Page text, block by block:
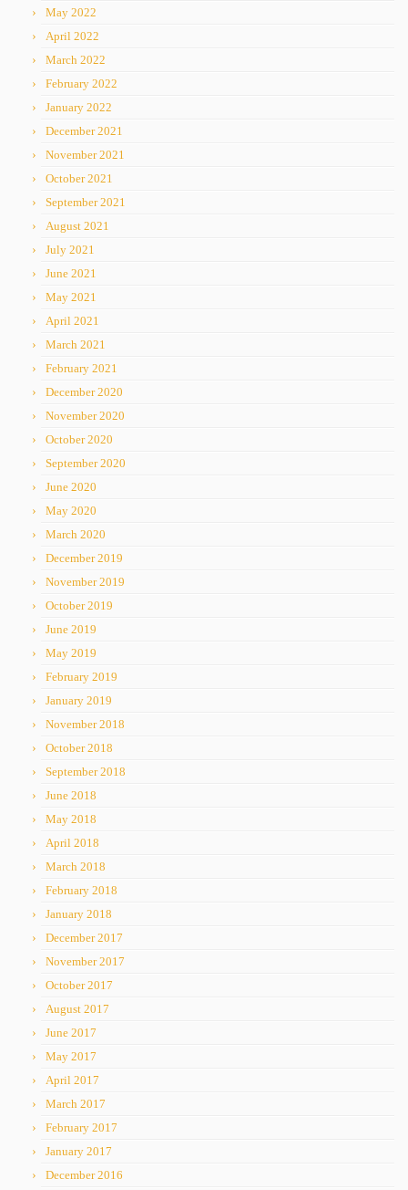
May 2022
April 2022
March 2022
February 2022
January 2022
December 2021
November 2021
October 2021
September 2021
August 2021
July 2021
June 2021
May 2021
April 2021
March 2021
February 2021
December 2020
November 2020
October 2020
September 2020
June 2020
May 2020
March 2020
December 2019
November 2019
October 2019
June 2019
May 2019
February 2019
January 2019
November 2018
October 2018
September 2018
June 2018
May 2018
April 2018
March 2018
February 2018
January 2018
December 2017
November 2017
October 2017
August 2017
June 2017
May 2017
April 2017
March 2017
February 2017
January 2017
December 2016